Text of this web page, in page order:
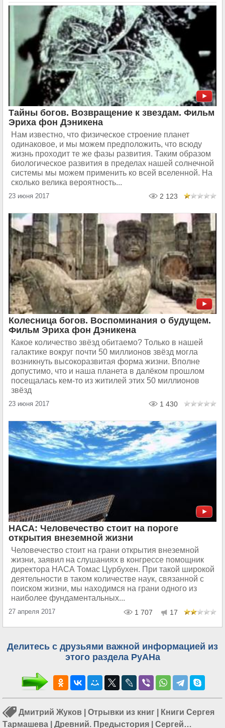
Тайны богов. Возвращение к звездам. Фильм
Эриха фон Дэникена
Нам известно, что физическое строение планет
одинаковое, и мы можем предположить, что всюду
жизнь проходит те же фазы развития. Таким образом
биологическое развития в пределах нашей солнечной
системы мы можем применить ко всей вселенной. На
сколько велика вероятность...
23 июня 2017 2 123
Колесница богов. Воспоминания о будущем.
Фильм Эриха фон Дэникена
Какое количество звёзд обитаемо? Только в нашей
галактике вокруг почти 50 миллионов звёзд могла
возникнуть высокоразвитая форма жизни. Вполне
допустимо, что и наша планета в далёком прошлом
посещалась кем-то из житилей этих 50 миллионов
звёзд
23 июня 2017 1 430
НАСА: Человечество стоит на пороге
открытия внеземной жизни
Человечество стоит на грани открытия внеземной
жизни, заявил на слушаниях в конгрессе помощник
директора НАСА Томас Цурбухен. При такой широкой
деятельности в таком количестве наук, связанной с
поиском жизни, мы находимся на грани одного из
наиболее фундаментальных...
27 апреля 2017 1 707 17
Делитесь с друзьями важной информацией из
этого раздела РуАНа
Дмитрий Жуков Отрывки из книг
Книги Сергея
Тармашева
Древний. Предыстория Сергей